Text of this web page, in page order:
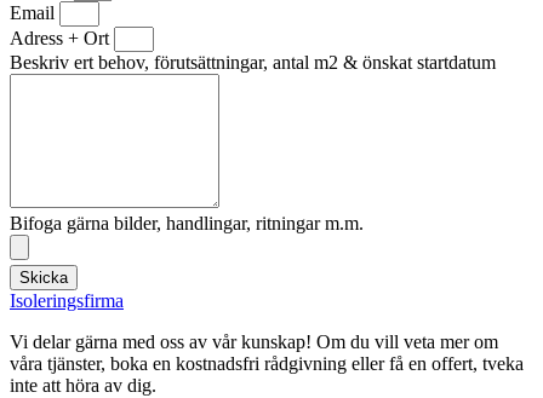
Email
Adress + Ort
Beskriv ert behov, förutsättningar, antal m2 & önskat startdatum
Bifoga gärna bilder, handlingar, ritningar m.m.
Skicka
Isoleringsfirma
Vi delar gärna med oss av vår kunskap! Om du vill veta mer om
våra tjänster, boka en kostnadsfri rådgivning eller få en offert, tveka
inte att höra av dig.